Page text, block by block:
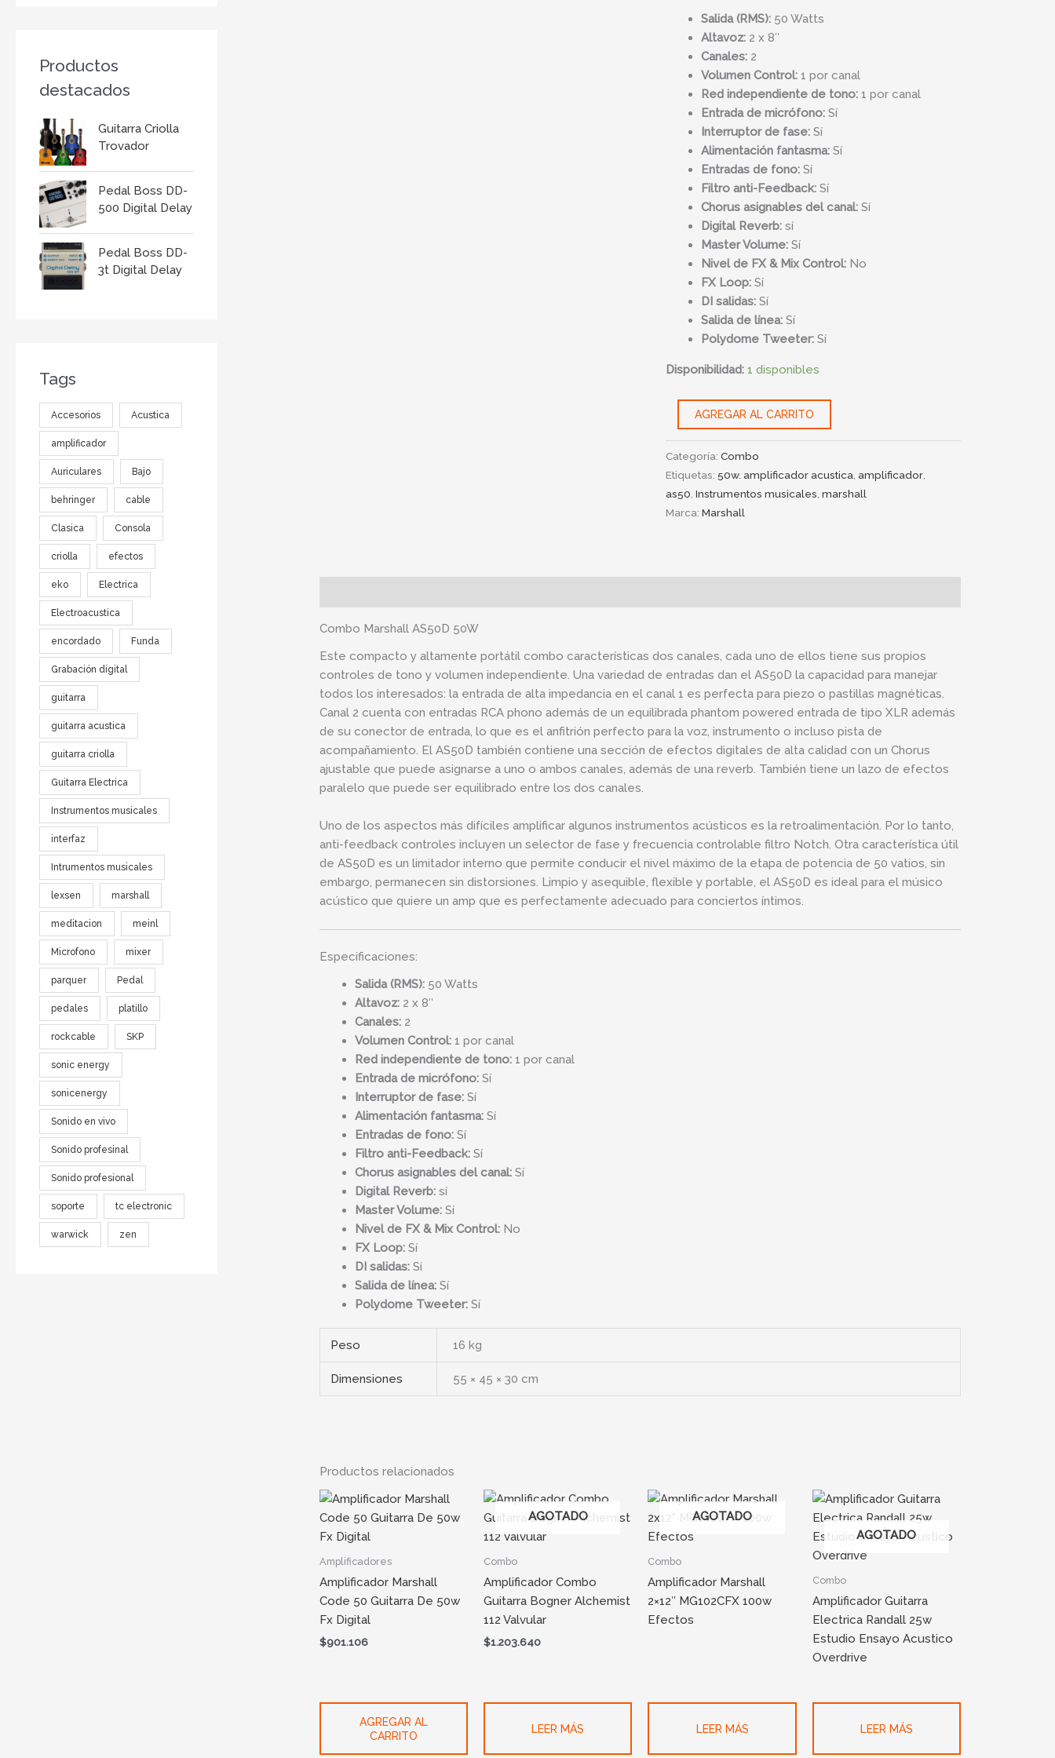
Productos
destacados
Guitarra Criolla
Trovador
Pedal Boss DD-
500 Digital Delay
Pedal Boss DD-
3t Digital Delay
Tags
Accesorios Acustica
amplificador
Auriculares Bajo
behringer cable
Clasica Consola
criolla efectos
eko Electrica
Electroacustica
encordado Funda
Grabación digital
guitarra
guitarra acustica
guitarra criolla
Guitarra Electrica
Instrumentos musicales
interfaz
Intrumentos musicales
lexsen marshall
meditacion meinl
Microfono mixer
parquer Pedal
pedales platillo
rockcable SKP
sonic energy
sonicenergy
Sonido en vivo
Sonido profesinal
Sonido profesional
soporte tc electronic
warwick zen
Salida (RMS): 50 Watts
Altavoz: 2 x 8″
Canales: 2
Volumen Control: 1 por canal
Red independiente de tono: 1 por canal
Entrada de micrófono: Sí
Interruptor de fase: Sí
Alimentación fantasma: Sí
Entradas de fono: Sí
Filtro anti-Feedback: Sí
Chorus asignables del canal: Sí
Digital Reverb: sí
Master Volume: Sí
Nivel de FX & Mix Control: No
FX Loop: Sí
DI salidas: Sí
Salida de línea: Sí
Polydome Tweeter: Sí
Disponibilidad: 1 disponibles
AGREGAR AL CARRITO
Categoría:Combo
Etiquetas:50w. amplificador acustica amplificador
as50 ,Instrumentos musicales ,marshall
Marca:Marshall
Combo Marshall AS50D 50W
Este compacto y altamente portátil combo características dos canales, cada uno de ellos tiene sus propios
controles de tono y volumen independiente. Una variedad de entradas dan el AS50D la capacidad para manejar
todos los interesados: la entrada de alta impedancia en el canal 1 es perfecta para piezo o pastillas magnéticas.
Canal 2 cuenta con entradas RCA phono además de un equilibrada phantom powered entrada de tipo XLR además
de su conector de entrada, lo que es el anfitrión perfecto para la voz, instrumento o incluso pista de
acompañamiento. El AS50D también contiene una sección de efectos digitales de alta calidad con un Chorus
ajustable que puede asignarse a uno o ambos canales, además de una reverb. También tiene un lazo de efectos
paralelo que puede ser equilibrado entre los dos canales.
Uno de los aspectos más difíciles amplificar algunos instrumentos acústicos es la retroalimentación. Por lo tanto,
anti-feedback controles incluyen un selector de fase y frecuencia controlable filtro Notch. Otra característica útil
de AS50D es un limitador interno que permite conducir el nivel máximo de la etapa de potencia de 50 vatios, sin
embargo, permanecen sin distorsiones. Limpio y asequible, flexible y portable, el AS50D es ideal para el músico
acústico que quiere un amp que es perfectamente adecuado para conciertos íntimos.
Especificaciones:
Salida (RMS):50 Watts
Altavoz:2 x 8″
Canales:2
Volumen Control:1 por canal
Red independiente de tono:1 por canal
Entrada de micrófono:Sí
Interruptor de fase:Sí
Alimentación fantasma:Sí
Entradas de fono:Sí
Filtro anti-Feedback:Sí
Chorus asignables del canal:Sí
Digital Reverb:sí
Master Volume:Sí
Nivel de FX & Mix Control:No
FX Loop:Sí
DI salidas:Sí
Salida de línea:Sí
Polydome Tweeter:Sí
Peso 16 kg
Dimensiones 55 × 45 × 30 cm
Productos relacionados
Amplificadores
Amplificador Marshall
Code 50 Guitarra De 50w
Fx Digital
$901.106
AGREGAR AL
CARRITO
AGOTADO
Combo
Amplificador Combo
Guitarra Bogner Alchemist
112 Valvular
$1.203.640
LEER MÁS
AGOTADO
Combo
Amplificador Marshall
2×12″ MG102CFX 100w
Efectos
LEER MÁS
AGOTADO
Combo
Amplificador Guitarra
Electrica Randall 25w
Estudio Ensayo Acustico
Overdrive
LEER MÁS